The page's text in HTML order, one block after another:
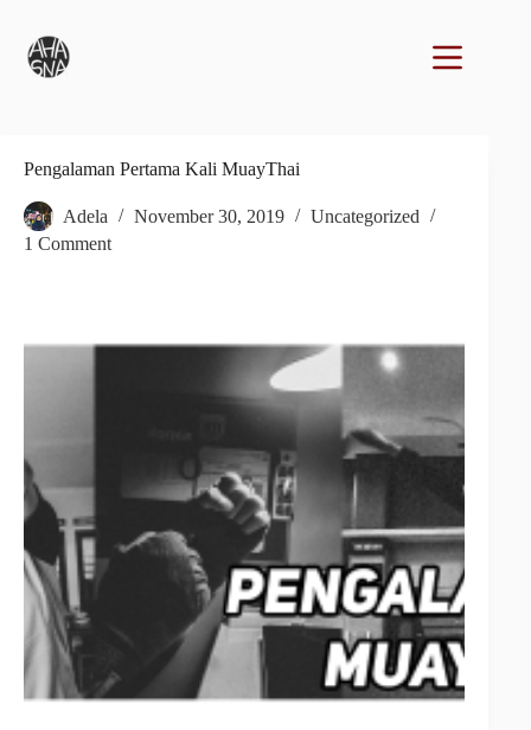
Pengalaman Pertama Kali MuayThai
Adela November 30, 2019
Uncategorized
1 Comment